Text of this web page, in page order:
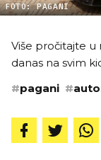
FOTO: PAGANI
Više pročitajte
danas na svim
#pagani #